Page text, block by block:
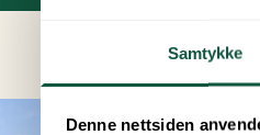
Samtykke
Denne nettsiden